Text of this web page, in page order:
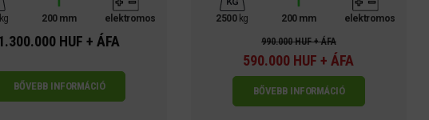
200 mm elektromos
HUF + ÁFA
BŐVEBB INFORMÁCIÓ
2500kg 200 mm elektromos
990.000 HUF + ÁFA
590.000 HUF + ÁFA
BŐVEBB INFORMÁCIÓ